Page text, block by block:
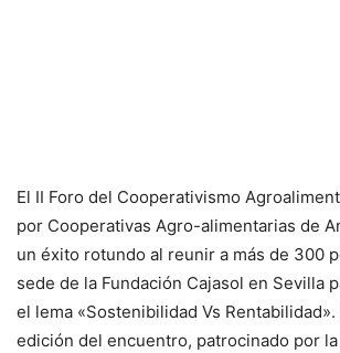
El II Foro del Cooperativismo
por Cooperativas Agro-alimentarias de
un éxito rotundo al reunir a más de 300
sede de la Fundación Cajasol en Sevilla
el lema «Sostenibilidad Vs
edición del encuentro, patrocinado por